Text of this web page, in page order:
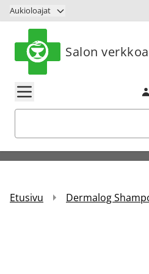
Siirry sisältöön
Aukioloajat
Salon
Etusivu Dermalog